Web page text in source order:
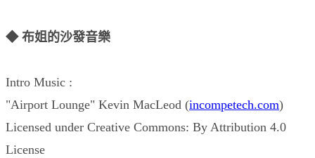
◆ 布姐的沙發音樂
Intro Music :
"Airport Lounge" Kevin MacLeod (incompetech.com)
Licensed under Creative Commons: By Attribution 4.0
License